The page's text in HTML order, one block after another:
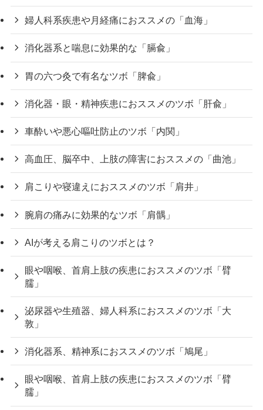
婦人科系疾患や月経痛におススメの「血海」
消化器系と喘息に効果的な「膈兪」
胃の六つ灸で有名なツボ「脾兪」
消化器・眼・精神疾患におススメのツボ「肝兪」
車酔いや悪心嘔吐防止のツボ「内関」
高血圧、脳卒中、上肢の障害におススメの「曲池」
肩こりや寝違えにおススメのツボ「肩井」
腕肩の痛みに効果的なツボ「肩髃」
AIが考える肩こりのツボとは？
眼や咽喉、首肩上肢の疾患におススメのツボ「臂
臑」
泌尿器や生殖器、婦人科系におススメのツボ「大
敦」
消化器系、精神系におススメのツボ「鳩尾」
眼や咽喉、首肩上肢の疾患におススメのツボ「臂
臑」